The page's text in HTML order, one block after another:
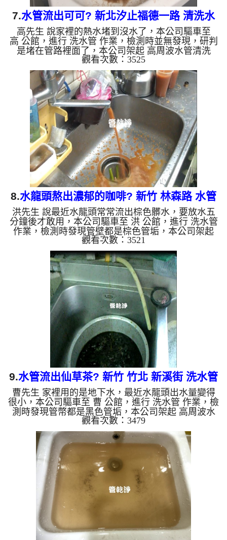
7.水管流出可可? 新北汐止福德一路 清洗水
管
高先生 說家裡的熱水堵到沒水了，本公司驅車至
高 公館，進行 洗水管 作業，檢測時並無發現，研判
是堵在管路裡面了，本公司架起 高周波水管清洗
機，灌入 檸檬酸水 至管路裡面，等了約15分，開
啟 水管清洗機 ，啟動 螺旋波 模式，一開始就洗出土
色的髒水，看起來跟可可一樣，如下圖片影片，一個
多小時後， 出水量恢復正常了!! 如是自來水，如水管
老化，會產生鐵鏽跟泥沙堆積，洗出來的水就會是咖
啡色，地下水含有氧化錳，管壁上會結成黑色管垢，
洗出來的水會跟石油一樣黑，有些洗出綠色的水，是
因為裡面有銅的物質...
觀看次數：3525
8.水龍頭熬出濃郁的咖啡? 新竹 林森路 水管
清洗
洪先生 說最近水龍頭常常流出棕色髒水，要放水五
分鐘後才敢用，本公司驅車至 洪 公館，進行 洗水管
作業，檢測時發現管壁都是棕色管垢，本公司架起
高周波水管清洗機，灌入 檸檬酸水 至管路裡面，等
了約15分，開啟 水管清洗機 ，啟動 螺旋波 模式，一
開始就洗出紅棕色的髒水，看起來跟濃郁的咖啡一
樣，如下圖片影片，產生這問題的原因是管路生鏽，
管壁上堆積了阻塞物，空氣就容易卡在管壁上，水管
就更容易生鏽氧化，管壁清洗乾淨後，管路的壽命就
會增加，兩個多小時後， 水變清澈出水量也變大!! 如
是自來水，如水...
觀看次數：3521
9.水管流出仙草茶? 新竹 竹北 新溪街 洗水管
曹先生 家裡用的是地下水，最近水龍頭出水量變得
很小，本公司驅車至 曹 公館，進行 洗水管 作業，檢
測時發現管幣都是黑色管垢，本公司架起 高周波水
管清洗機，灌入 檸檬酸水 至管路裡面，等了約15
分，開啟 水管清洗機 ，啟動 脈衝波 模式，一開始就
洗出黃黑色的髒水，看起來跟仙草茶一樣，後面變的
跟石油一樣黑，如下圖片影片，三個多小時後， 水
變清澈出水量也恢復正常!! 如是自來水，如水管老
化，會產生鐵鏽跟泥沙堆積，洗出來的水就會是咖啡
色，地下水含有氧化錳，管壁上會結成黑色管垢，洗
出來的水會跟石油一...
觀看次數：3479